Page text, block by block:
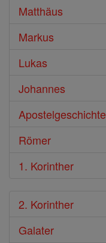
Matthäus
Markus
Lukas
Johannes
Apostelgeschichte
Römer
1. Korinther
2. Korinther
Galater